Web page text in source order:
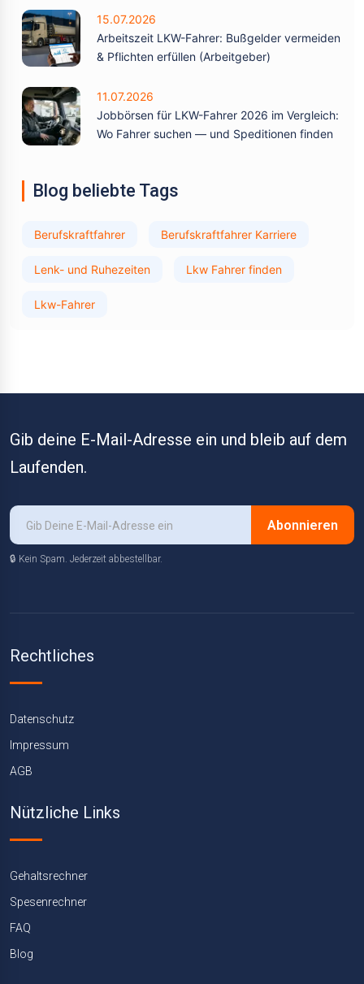
15.07.2026
Arbeitszeit LKW-Fahrer: Bußgelder vermeiden
& Pflichten erfüllen (Arbeitgeber)
11.07.2026
Jobbörsen für LKW-Fahrer 2026 im Vergleich:
Wo Fahrer suchen — und Speditionen finden
Blog beliebte Tags
Berufskraftfahrer Berufskraftfahrer Karriere
Lenk- und Ruhezeiten Lkw Fahrer finden
Lkw-Fahrer
Gib deine E-Mail-Adresse ein und bleib auf dem
Laufenden.
Abonnieren
🔒 Kein Spam. Jederzeit abbestellbar.
Rechtliches
Datenschutz
Impressum
AGB
Nützliche Links
Gehaltsrechner
Spesenrechner
FAQ
Blog